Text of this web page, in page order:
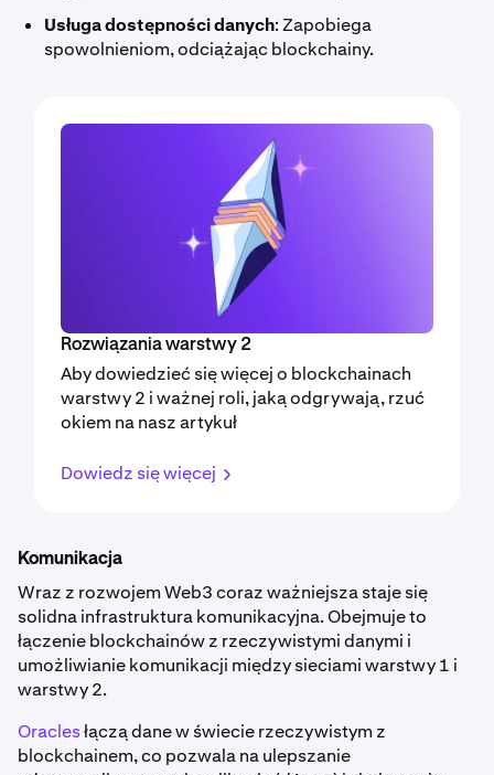
Usługa dostępności danych: Zapobiega
spowolnieniom, odciążając blockchainy.
Rozwiązania warstwy 2
Aby dowiedzieć się więcej o blockchainach
warstwy 2 i ważnej roli, jaką odgrywają, rzuć
okiem na nasz artykuł
Dowiedz się więcej
Komunikacja
Wraz z rozwojem Web3 coraz ważniejsza staje się
solidna infrastruktura komunikacyjna. Obejmuje to
łączenie blockchainów z rzeczywistymi danymi i
umożliwianie komunikacji między sieciami warstwy 1 i
warstwy 2.
Oraclesłączą dane w świecie rzeczywistym z
blockchainem, co pozwala na ulepszanie